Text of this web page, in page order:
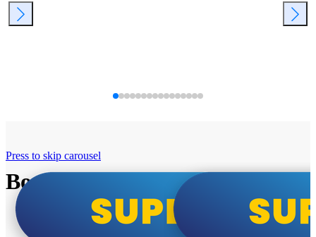
Bosch super cene
Press to skip carousel